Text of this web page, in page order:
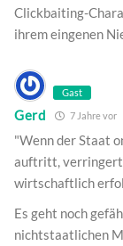
Clickbaiting-
ihrem eingenen
Gast
Gerd 7 Jahre vor
"Wenn der Staat
auftritt, verringert
wirtschaftlich
Es geht noch
nichtstaatlichen